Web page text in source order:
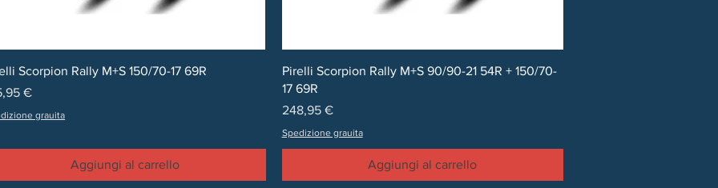
Vista rapida
Scorpion Rally M+S 150/70-17 69R
€
grauita
Aggiungi al carrello
Vista rapida
Pirelli Scorpion Rally M+S 90/90-21 54R + 150/70-
17 69R
Prezzo
248,95 €
Spedizione grauita
Aggiungi al carrello